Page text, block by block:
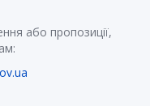
або пропозиції,